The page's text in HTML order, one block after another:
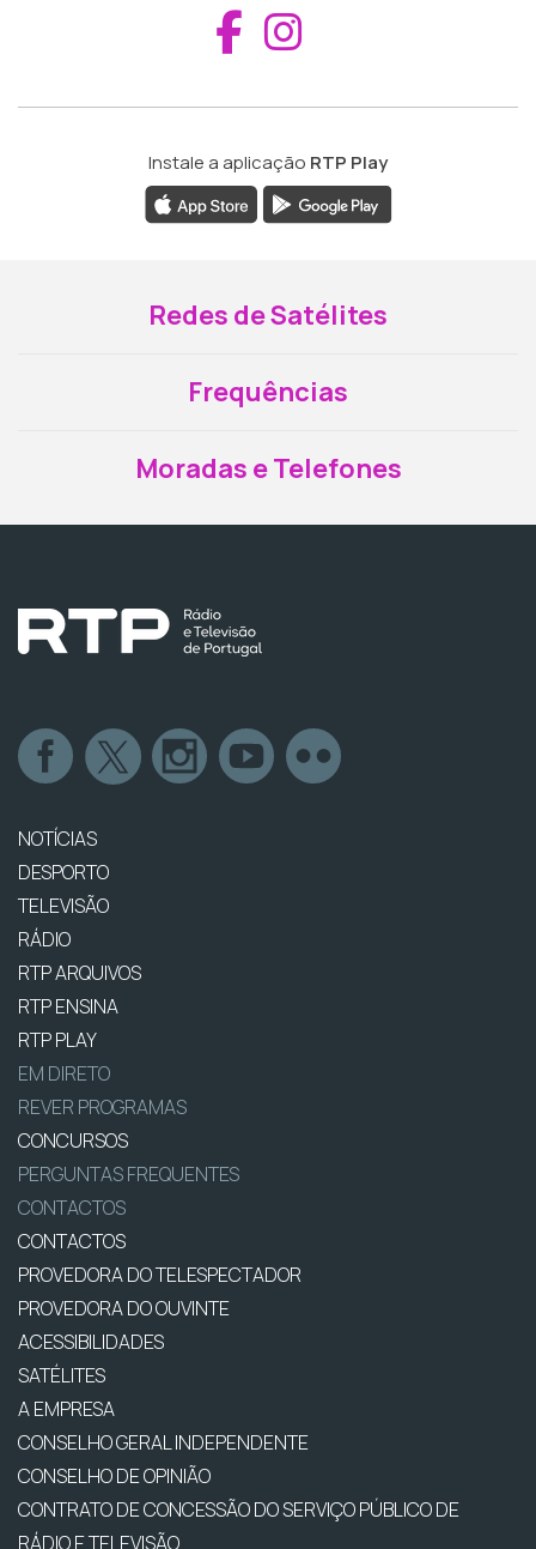
Aceder ao
Instale a aplicação RTP Play
Redes de Satélites
Frequências
Moradas e Telefones
NOTÍCIAS
DESPORTO
TELEVISÃO
RÁDIO
RTP ARQUIVOS
RTP ENSINA
RTP PLAY
EM DIRETO
REVER PROGRAMAS
CONCURSOS
PERGUNTAS FREQUENTES
CONTACTOS
CONTACTOS
PROVEDORA DO TELESPECTADOR
PROVEDORA DO OUVINTE
ACESSIBILIDADES
SATÉLITES
A EMPRESA
CONSELHO GERAL INDEPENDENTE
CONSELHO DE OPINIÃO
CONTRATO DE CONCESSÃO DO SERVIÇO PÚBLICO DE
RÁDIO E TELEVISÃO